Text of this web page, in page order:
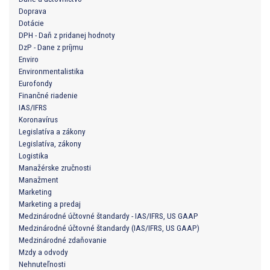
Doprava
Dotácie
DPH - Daň z pridanej hodnoty
DzP - Dane z príjmu
Enviro
Environmentalistika
Eurofondy
Finančné riadenie
IAS/IFRS
Koronavírus
Legislatíva a zákony
Legislatíva, zákony
Logistika
Manažérske zručnosti
Manažment
Marketing
Marketing a predaj
Medzinárodné účtovné štandardy - IAS/IFRS, US GAAP
Medzinárodné účtovné štandardy (IAS/IFRS, US GAAP)
Medzinárodné zdaňovanie
Mzdy a odvody
Nehnuteľnosti